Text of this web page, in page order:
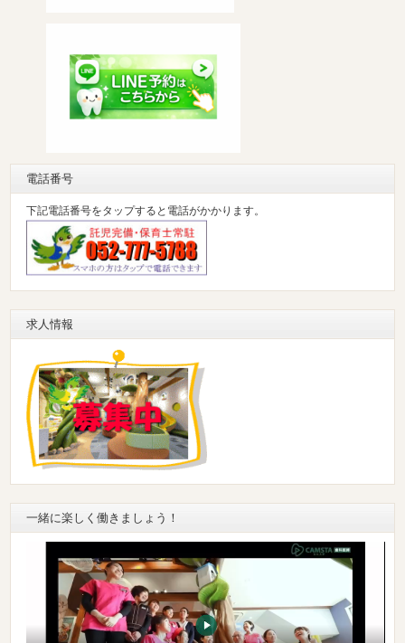
電話番号
下記電話番号をタップすると電話がかかります。
求人情報
一緒に楽しく働きましょう！